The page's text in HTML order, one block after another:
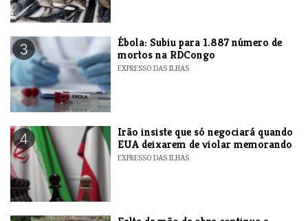
3
​Ébola: Subiu para 1.887 número de
mortos na RDCongo
EXPRESSO DAS ILHAS
4
​Irão insiste que só negociará quando
EUA deixarem de violar memorando
EXPRESSO DAS ILHAS